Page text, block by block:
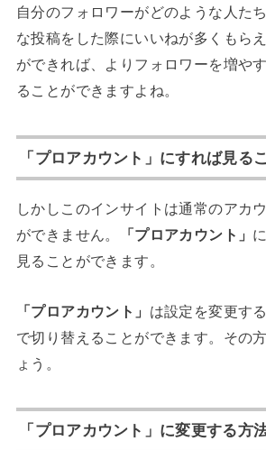
自分のフォロワーがどのような人た
な投稿をした際にいいねが多くもら
ができれば、よりフォロワーを増や
ることができますよね。
「プロアカウント」にすれば見る
しかしこのインサイトは通常のアカ
ができません。
「プロアカウント」
見ることができます。
「プロアカウント」 は設定を変更す
で切り替えることができます。その
ょう。
「プロアカウント」に変更する方